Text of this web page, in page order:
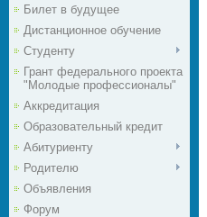
Билет в будущее
Дистанционное обучение
Студенту
Грант федерального проекта
"Молодые профессионалы"
Аккредитация
Образовательный кредит
Абитуриенту
Родителю
Объявления
Форум